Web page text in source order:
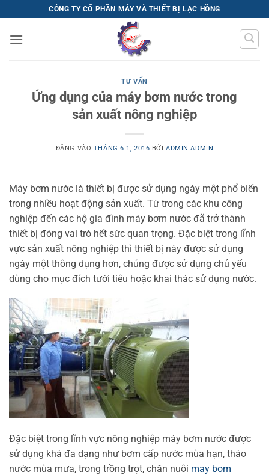
qua
nội
CÔNG TY CỔ PHẦN MÁY VÀ THIẾT BỊ LẠC HỒNG
TƯ VẤN
Ứng dụng của máy bơm nước trong
sản xuất nông nghiệp
ĐĂNG VÀO THÁNG 6 1, 2016 BỞIADMIN ADMIN
Máy bơm nước là thiết bị được sử dụng ngày một phổ biến
trong nhiều hoạt động sản xuất. Từ trong các khu công
nghiệp đến các hộ gia đình máy bơm nước đã trở thành
thiết bị đóng vai trò hết sức quan trọng. Đặc biệt trong lĩnh
vực sản xuất nông nghiệp thì thiết bị này được sử dụng
ngày một thông dụng hơn, chúng được sử dụng chủ yếu
dùng cho mục đích tưới tiêu hoặc khai thác sử dụng nước.
Đặc biệt trong lĩnh vực nông nghiệp máy bơm nước được
sử dụng khá đa dạng như bơm cấp nước mùa hạn, tháo
nước mùa mưa, trong trồng trọt, chăn nuôi may bom